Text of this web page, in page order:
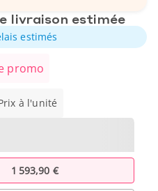
livraison estimée
estimés
promo
à l'unité
1 593,90 €